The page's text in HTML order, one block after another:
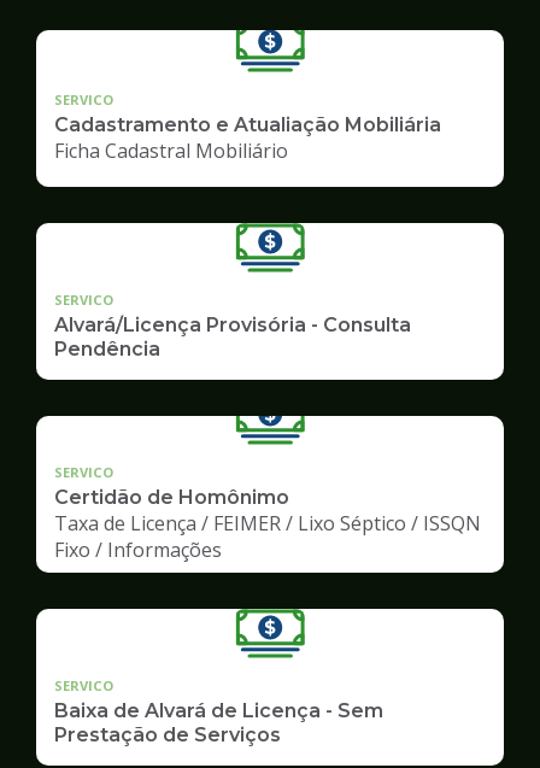
SERVICO
Cadastramento e Atualiação Mobiliária
Ficha Cadastral Mobiliário
SERVICO
Alvará/Licença Provisória - Consulta
Pendência
SERVICO
Certidão de Homônimo
Taxa de Licença / FEIMER / Lixo Séptico / ISSQN
Fixo / Informações
SERVICO
Baixa de Alvará de Licença - Sem
Prestação de Serviços